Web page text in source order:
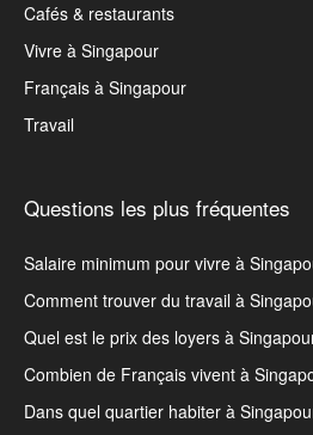
Cafés & restaurants
Vivre à Singapour
Français à Singapour
Travail
Questions les plus fréquentes
Salaire minimum pour vivre à
Comment trouver du travail à
Quel est le prix des loyers à
Combien de Français vivent à
Dans quel quartier habiter à